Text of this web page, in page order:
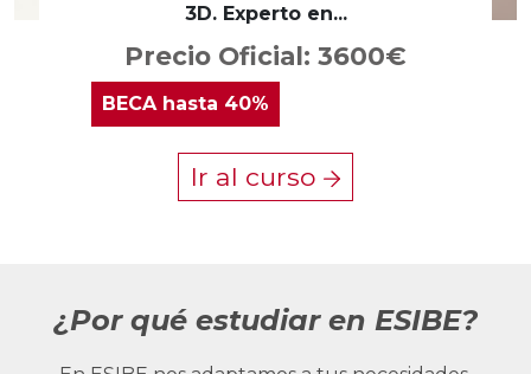
3D. Experto en...
Precio Oficial: 3600€
BECA hasta 40%
Ir al curso
¿Por qué estudiar en ESIBE?